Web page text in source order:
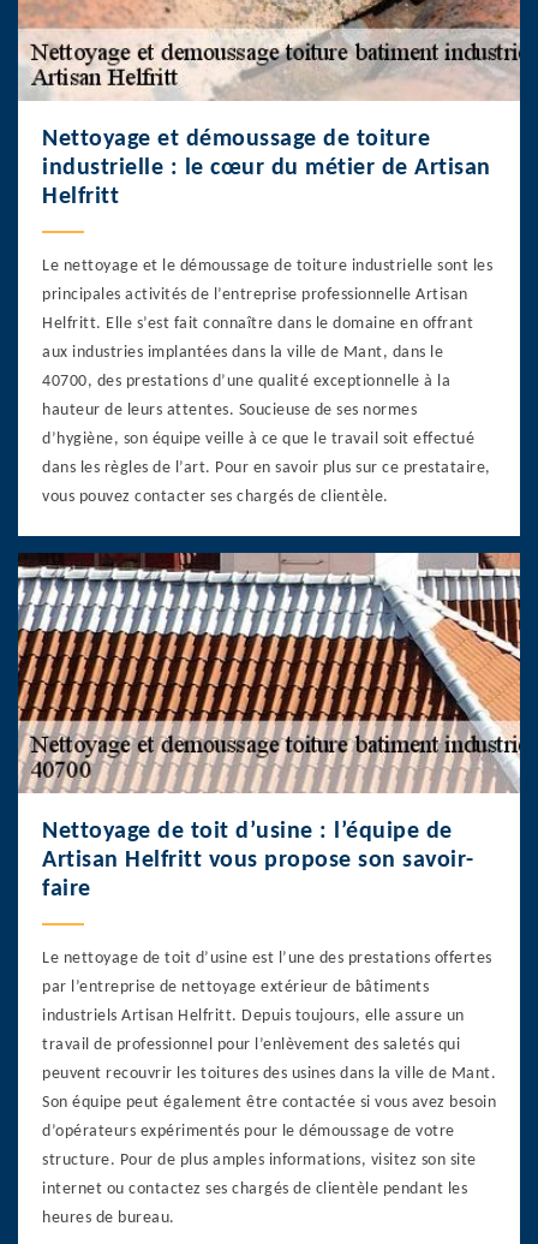
Nettoyage et démoussage de toiture
industrielle : le cœur du métier de Artisan
Helfritt
Le nettoyage et le démoussage de toiture industrielle sont les
principales activités de l’entreprise professionnelle Artisan
Helfritt. Elle s’est fait connaître dans le domaine en offrant
aux industries implantées dans la ville de Mant, dans le
40700, des prestations d’une qualité exceptionnelle à la
hauteur de leurs attentes. Soucieuse de ses normes
d’hygiène, son équipe veille à ce que le travail soit effectué
dans les règles de l’art. Pour en savoir plus sur ce prestataire,
vous pouvez contacter ses chargés de clientèle.
Nettoyage de toit d’usine : l’équipe de
Artisan Helfritt vous propose son savoir-
faire
Le nettoyage de toit d’usine est l’une des prestations offertes
par l’entreprise de nettoyage extérieur de bâtiments
industriels Artisan Helfritt. Depuis toujours, elle assure un
travail de professionnel pour l’enlèvement des saletés qui
peuvent recouvrir les toitures des usines dans la ville de Mant.
Son équipe peut également être contactée si vous avez besoin
d’opérateurs expérimentés pour le démoussage de votre
structure. Pour de plus amples informations, visitez son site
internet ou contactez ses chargés de clientèle pendant les
heures de bureau.